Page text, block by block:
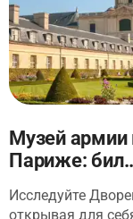
Музей армии
Париже:
Исследуйте
открывая для